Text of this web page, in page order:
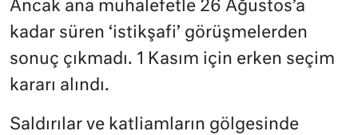
Ancak ana muhalefetle 26 Ağustos’a
kadar süren ‘istikşafi’ görüşmelerden
sonuç çıkmadı. 1 Kasım için erken seçim
kararı alındı.
Saldırılar ve katliamların gölgesinde